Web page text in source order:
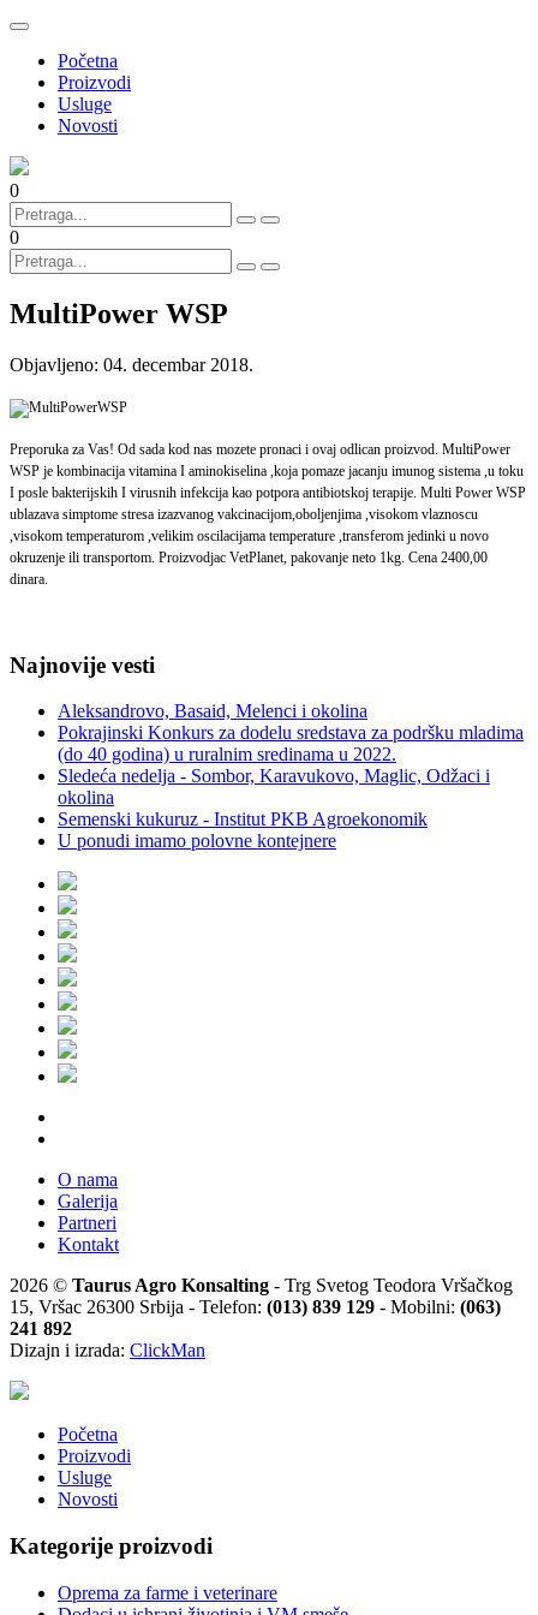
Početna
Proizvodi
Usluge
Novosti
0
0
MultiPower WSP
Objavljeno: 04. decembar 2018.
Preporuka za Vas! Od sada kod nas mozete pronaci i ovaj odlican proizvod. MultiPower
WSP je kombinacija vitamina I aminokiselina ,koja pomaze jacanju imunog sistema ,u toku
I posle bakterijskih I virusnih infekcija kao potpora antibiotskoj terapije. Multi Power WSP
ublazava simptome stresa izazvanog vakcinacijom,oboljenjima ,visokom vlaznoscu
,visokom temperaturom ,velikim oscilacijama temperature ,transferom jedinki u novo
okruzenje ili transportom. Proizvodjac VetPlanet, pakovanje neto 1kg. Cena 2400,00
dinara.
Najnovije vesti
Aleksandrovo, Basaid, Melenci i okolina
Pokrajinski Konkurs za dodelu sredstava za podršku mladima
(do 40 godina) u ruralnim sredinama u 2022.
Sledeća nedelja - Sombor, Karavukovo, Maglic, Odžaci i
okolina
Semenski kukuruz - Institut PKB Agroekonomik
U ponudi imamo polovne kontejnere
O nama
Galerija
Partneri
Kontakt
2026 © Taurus Agro Konsalting - Trg Svetog Teodora Vršačkog
15, Vršac 26300 Srbija - Telefon: (013) 839 129 - Mobilni: (063)
241 892
Dizajn i izrada: ClickMan
Početna
Proizvodi
Usluge
Novosti
Kategorije proizvodi
Oprema za farme i veterinare